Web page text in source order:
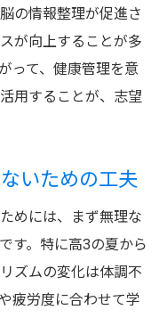
の健康維持術
に直結する習慣
活リズムの重要性
健康管理ポイント
での心得
る健康管理術
める食事と習慣
を高めるコツ
の情報整理が促進さ
が向上することが多
って、健康管理を意
用することが、志望
いための工夫
めには、まず無理な
す。特に高3の夏から
ズムの変化は体調不
疲労度に合わせて学